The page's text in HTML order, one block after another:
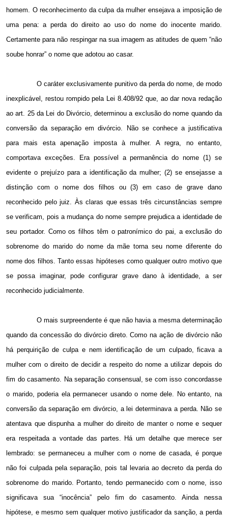
homem. O reconhecimento da culpa da mulher ensejava a imposição de
uma pena: a perda do direito ao uso do nome do inocente marido.
Certamente para não respingar na sua imagem as atitudes de quem “não
soube honrar” o nome que adotou ao casar.
O caráter exclusivamente punitivo da perda do nome, de modo
inexplicável, restou rompido pela Lei 8.408/92 que, ao dar nova redação
ao art. 25 da Lei do Divórcio, determinou a exclusão do nome quando da
conversão da separação em divórcio. Não se conhece a justificativa
para mais esta apenação imposta à mulher. A regra, no entanto,
comportava exceções. Era possível a permanência do nome (1) se
evidente o prejuízo para a identificação da mulher; (2) se ensejasse a
distinção com o nome dos filhos ou (3) em caso de grave dano
reconhecido pelo juiz. Às claras que essas três circunstâncias sempre
se verificam, pois a mudança do nome sempre prejudica a identidade de
seu portador. Como os filhos têm o patronímico do pai, a exclusão do
sobrenome do marido do nome da mãe torna seu nome diferente do
nome dos filhos. Tanto essas hipóteses como qualquer outro motivo que
se possa imaginar, pode configurar grave dano à identidade, a ser
reconhecido judicialmente.
O mais surpreendente é que não havia a mesma determinação
quando da concessão do divórcio direto. Como na ação de divórcio não
há perquirição de culpa e nem identificação de um culpado, ficava a
mulher com o direito de decidir a respeito do nome a utilizar depois do
fim do casamento. Na separação consensual, se com isso concordasse
o marido, poderia ela permanecer usando o nome dele. No entanto, na
conversão da separação em divórcio, a lei determinava a perda. Não se
atentava que dispunha a mulher do direito de manter o nome e sequer
era respeitada a vontade das partes. Há um detalhe que merece ser
lembrado: se permaneceu a mulher com o nome de casada, é porque
não foi culpada pela separação, pois tal levaria ao decreto da perda do
sobrenome do marido. Portanto, tendo permanecido com o nome, isso
significava sua “inocência” pelo fim do casamento. Ainda nessa
hipótese, e mesmo sem qualquer motivo justificador da sanção, a perda